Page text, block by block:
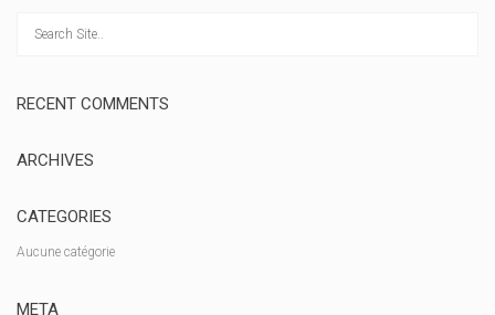
RECENT COMMENTS
ARCHIVES
CATEGORIES
Aucune catégorie
META